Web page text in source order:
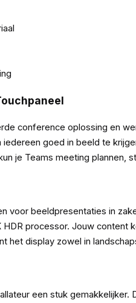
conference oplossing en
goed in beeld te
je Teams meeting plannen,
voor beeldpresentaties in
processor. Jouw
het display zowel in
een stuk